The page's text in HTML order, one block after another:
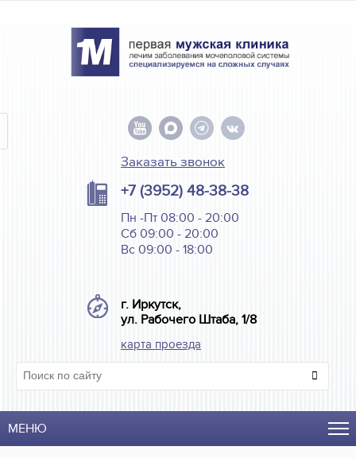
Заказать звонок
+7 (3952) 48-38-38
Пн -Пт 08:00 - 20:00
Сб 09:00 - 20:00
Вс 09:00 - 18:00
г. Иркутск,
ул. Рабочего Штаба, 1/8
карта проезда
МЕНЮ